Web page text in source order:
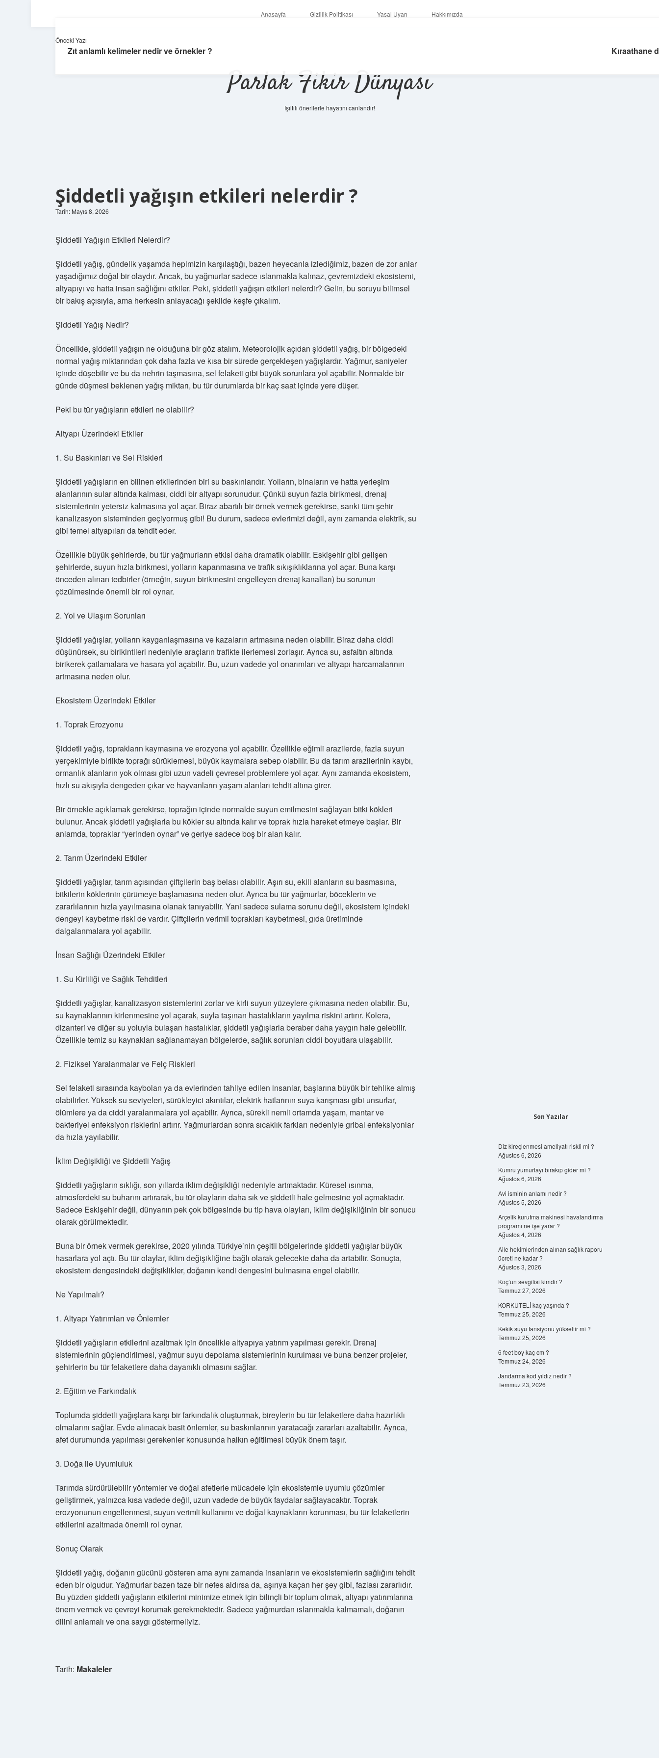
Anasayfa Gizlilik Politikası Yasal Uyarı Hakkımızda
Parlak Fikir Dünyası
Işıltılı önerilerle hayatını canlandır!
Şiddetli yağışın etkileri nelerdir ?
Tarih: Mayıs 8, 2026
Şiddetli Yağışın Etkileri Nelerdir?
Şiddetli yağış, gündelik yaşamda hepimizin karşılaştığı, bazen heyecanla izlediğimiz, bazen de zor anlar
yaşadığımız doğal bir olaydır. Ancak, bu yağmurlar sadece ıslanmakla kalmaz, çevremizdeki ekosistemi,
altyapıyı ve hatta insan sağlığını etkiler. Peki, şiddetli yağışın etkileri nelerdir? Gelin, bu soruyu bilimsel
bir bakış açısıyla, ama herkesin anlayacağı şekilde keşfe çıkalım.
Şiddetli Yağış Nedir?
Öncelikle, şiddetli yağışın ne olduğuna bir göz atalım. Meteorolojik açıdan şiddetli yağış, bir bölgedeki
normal yağış miktarından çok daha fazla ve kısa bir sürede gerçekleşen yağışlardır. Yağmur, saniyeler
içinde düşebilir ve bu da nehrin taşmasına, sel felaketi gibi büyük sorunlara yol açabilir. Normalde bir
günde düşmesi beklenen yağış miktarı, bu tür durumlarda bir kaç saat içinde yere düşer.
Peki bu tür yağışların etkileri ne olabilir?
Altyapı Üzerindeki Etkiler
1. Su Baskınları ve Sel Riskleri
Şiddetli yağışların en bilinen etkilerinden biri su baskınlarıdır. Yolların, binaların ve hatta yerleşim
alanlarının sular altında kalması, ciddi bir altyapı sorunudur. Çünkü suyun fazla birikmesi, drenaj
sistemlerinin yetersiz kalmasına yol açar. Biraz abartılı bir örnek vermek gerekirse, sanki tüm şehir
kanalizasyon sisteminden geçiyormuş gibi! Bu durum, sadece evlerimizi değil, aynı zamanda elektrik, su
gibi temel altyapıları da tehdit eder.
Özellikle büyük şehirlerde, bu tür yağmurların etkisi daha dramatik olabilir. Eskişehir gibi gelişen
şehirlerde, suyun hızla birikmesi, yolların kapanmasına ve trafik sıkışıklıklarına yol açar. Buna karşı
önceden alınan tedbirler (örneğin, suyun birikmesini engelleyen drenaj kanalları) bu sorunun
çözülmesinde önemli bir rol oynar.
2. Yol ve Ulaşım Sorunları
Şiddetli yağışlar, yolların kayganlaşmasına ve kazaların artmasına neden olabilir. Biraz daha ciddi
düşünürsek, su birikintileri nedeniyle araçların trafikte ilerlemesi zorlaşır. Ayrıca su, asfaltın altında
birikerek çatlamalara ve hasara yol açabilir. Bu, uzun vadede yol onarımları ve altyapı harcamalarının
artmasına neden olur.
Ekosistem Üzerindeki Etkiler
1. Toprak Erozyonu
Şiddetli yağış, toprakların kaymasına ve erozyona yol açabilir. Özellikle eğimli arazilerde, fazla suyun
yerçekimiyle birlikte toprağı sürüklemesi, büyük kaymalara sebep olabilir. Bu da tarım arazilerinin kaybı,
ormanlık alanların yok olması gibi uzun vadeli çevresel problemlere yol açar. Aynı zamanda ekosistem,
hızlı su akışıyla dengeden çıkar ve hayvanların yaşam alanları tehdit altına girer.
Bir örnekle açıklamak gerekirse, toprağın içinde normalde suyun emilmesini sağlayan bitki kökleri
bulunur. Ancak şiddetli yağışlarla bu kökler su altında kalır ve toprak hızla hareket etmeye başlar. Bir
anlamda, topraklar “yerinden oynar” ve geriye sadece boş bir alan kalır.
2. Tarım Üzerindeki Etkiler
Şiddetli yağışlar, tarım açısından çiftçilerin baş belası olabilir. Aşırı su, ekili alanların su basmasına,
bitkilerin köklerinin çürümeye başlamasına neden olur. Ayrıca bu tür yağmurlar, böceklerin ve
zararlılarının hızla yayılmasına olanak tanıyabilir. Yani sadece sulama sorunu değil, ekosistem içindeki
dengeyi kaybetme riski de vardır. Çiftçilerin verimli toprakları kaybetmesi, gıda üretiminde
dalgalanmalara yol açabilir.
İnsan Sağlığı Üzerindeki Etkiler
1. Su Kirliliği ve Sağlık Tehditleri
Şiddetli yağışlar, kanalizasyon sistemlerini zorlar ve kirli suyun yüzeylere çıkmasına neden olabilir. Bu,
su kaynaklarının kirlenmesine yol açarak, suyla taşınan hastalıkların yayılma riskini artırır. Kolera,
dizanteri ve diğer su yoluyla bulaşan hastalıklar, şiddetli yağışlarla beraber daha yaygın hale gelebilir.
Özellikle temiz su kaynakları sağlanamayan bölgelerde, sağlık sorunları ciddi boyutlara ulaşabilir.
2. Fiziksel Yaralanmalar ve Felç Riskleri
Sel felaketi sırasında kaybolan ya da evlerinden tahliye edilen insanlar, başlarına büyük bir tehlike almış
olabilirler. Yüksek su seviyeleri, sürükleyici akıntılar, elektrik hatlarının suya karışması gibi unsurlar,
ölümlere ya da ciddi yaralanmalara yol açabilir. Ayrıca, sürekli nemli ortamda yaşam, mantar ve
bakteriyel enfeksiyon risklerini artırır. Yağmurlardan sonra sıcaklık farkları nedeniyle gribal enfeksiyonlar
da hızla yayılabilir.
İklim Değişikliği ve Şiddetli Yağış
Şiddetli yağışların sıklığı, son yıllarda iklim değişikliği nedeniyle artmaktadır. Küresel ısınma,
atmosferdeki su buharını artırarak, bu tür olayların daha sık ve şiddetli hale gelmesine yol açmaktadır.
Sadece Eskişehir değil, dünyanın pek çok bölgesinde bu tip hava olayları, iklim değişikliğinin bir sonucu
olarak görülmektedir.
Buna bir örnek vermek gerekirse, 2020 yılında Türkiye’nin çeşitli bölgelerinde şiddetli yağışlar büyük
hasarlara yol açtı. Bu tür olaylar, iklim değişikliğine bağlı olarak gelecekte daha da artabilir. Sonuçta,
ekosistem dengesindeki değişiklikler, doğanın kendi dengesini bulmasına engel olabilir.
Ne Yapılmalı?
1. Altyapı Yatırımları ve Önlemler
Şiddetli yağışların etkilerini azaltmak için öncelikle altyapıya yatırım yapılması gerekir. Drenaj
sistemlerinin güçlendirilmesi, yağmur suyu depolama sistemlerinin kurulması ve buna benzer projeler,
şehirlerin bu tür felaketlere daha dayanıklı olmasını sağlar.
2. Eğitim ve Farkındalık
Toplumda şiddetli yağışlara karşı bir farkındalık oluşturmak, bireylerin bu tür felaketlere daha hazırlıklı
olmalarını sağlar. Evde alınacak basit önlemler, su baskınlarının yaratacağı zararları azaltabilir. Ayrıca,
afet durumunda yapılması gerekenler konusunda halkın eğitilmesi büyük önem taşır.
3. Doğa ile Uyumluluk
Tarımda sürdürülebilir yöntemler ve doğal afetlerle mücadele için ekosistemle uyumlu çözümler
geliştirmek, yalnızca kısa vadede değil, uzun vadede de büyük faydalar sağlayacaktır. Toprak
erozyonunun engellenmesi, suyun verimli kullanımı ve doğal kaynakların korunması, bu tür felaketlerin
etkilerini azaltmada önemli rol oynar.
Sonuç Olarak
Şiddetli yağış, doğanın gücünü gösteren ama aynı zamanda insanların ve ekosistemlerin sağlığını tehdit
eden bir olgudur. Yağmurlar bazen taze bir nefes aldırsa da, aşırıya kaçan her şey gibi, fazlası zararlıdır.
Bu yüzden şiddetli yağışların etkilerini minimize etmek için bilinçli bir toplum olmak, altyapı yatırımlarına
önem vermek ve çevreyi korumak gerekmektedir. Sadece yağmurdan ıslanmakla kalmamalı, doğanın
dilini anlamalı ve ona saygı göstermeliyiz.
Tarih: Makaleler
Önceki Yazı
Zıt anlamlı kelimeler nedir ve örnekler ? Kıraathane
Son Yazılar
Diz kireçlenmesi ameliyatı riskli mi ?
Ağustos 6, 2026
Kumru yumurtayı bırakıp gider mi ?
Ağustos 6, 2026
Avi isminin anlamı nedir ?
Ağustos 5, 2026
Arçelik kurutma makinesi havalandırma
programı ne işe yarar ?
Ağustos 4, 2026
Aile hekimlerinden alınan sağlık raporu
ücreti ne kadar ?
Ağustos 3, 2026
Koç’un sevgilisi kimdir ?
Temmuz 27, 2026
KORKUTELİ kaç yaşında ?
Temmuz 25, 2026
Kekik suyu tansiyonu yükseltir mi ?
Temmuz 25, 2026
6 feet boy kaç cm ?
Temmuz 24, 2026
Jandarma kod yıldız nedir ?
Temmuz 23, 2026